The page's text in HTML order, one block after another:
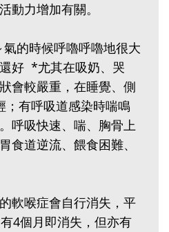
動力增加有關。
的時候呼嚕呼嚕地很大
好 *尤其在吸奶、哭
會較嚴重，在睡覺、側
；有呼吸道感染時喘鳴
呼吸快速、喘、胸骨上
食道逆流、餵食困難、
息。
軟喉症會自行消失，平
4個月即消失，但亦有